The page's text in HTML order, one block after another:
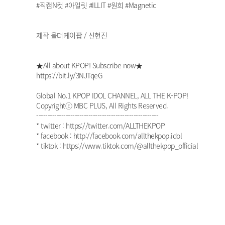
#직캠N컷 #아일릿 #ILLIT #원희 #Magnetic
제작 올더케이팝 / 신현진
★All about KPOP! Subscribe now★
https://bit.ly/3NJTqeG
Global No.1 KPOP IDOL CHANNEL, ALL THE K-POP!
Copyrightⓒ MBC PLUS, All Rights Reserved.
------------------------------------------------------
* twitter : https://twitter.com/ALLTHEKPOP
* facebook : http://facebook.com/allthekpop.idol
* tiktok : https://www.tiktok.com/@allthekpop_official